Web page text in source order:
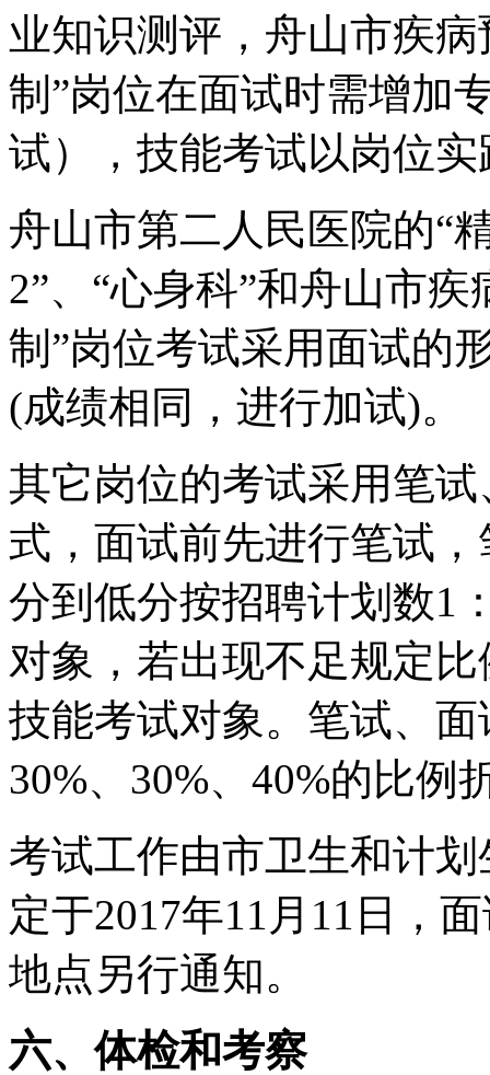
业知识测评，舟山市疾
制 ”岗位在面试时需增加
试），技能考试以岗位
舟山市第二人民医院的“
2”、 “心身科”和舟山市疾
制 ”岗位考试采用面试的
(成绩相同，进行加试)。
其它岗位的考试采用笔
式，面试前先进行笔试
分到低分按招聘计划数1
对象，若出现不足规定
技能考试对象。笔试、
30%、 30%、 40%的比例
考试工作由市卫生和计
定于2017年11 月 11 日，
地点另行通知。
六、体检和考察